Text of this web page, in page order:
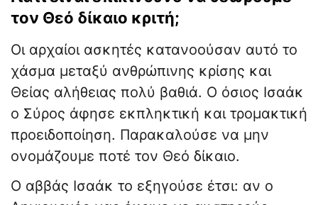
τον Θεό δίκαιο κριτή;
Οι αρχαίοι ασκητές κατανοούσαν αυτό το
χάσμα μεταξύ ανθρώπινης κρίσης και
Θείας αλήθειας πολύ βαθιά. Ο όσιος Ισαάκ
ο Σύρος άφησε εκπληκτική και τρομακτική
προειδοποίηση. Παρακαλούσε να μην
ονομάζουμε ποτέ τον Θεό δίκαιο.
Ο αββάς Ισαάκ το εξηγούσε έτσι: αν ο